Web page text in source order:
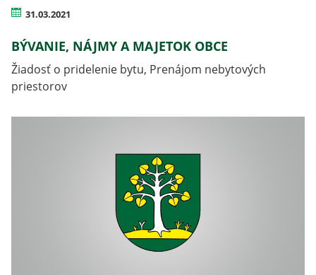
31.03.2021
BÝVANIE, NÁJMY A MAJETOK OBCE
Žiadosť o pridelenie bytu, Prenájom nebytových
priestorov